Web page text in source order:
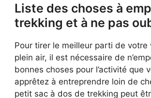
Liste des choses à
trekking et à ne pas
Pour tirer le meilleur parti de votre
plein air, il est nécessaire de
bonnes choses pour l’activité que
apprêtez à entreprendre loin de
petit sac à dos de trekking peut